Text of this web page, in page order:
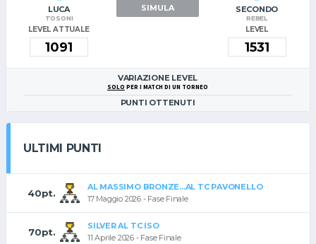
LUCA
TOSONI
LEVEL ATTUALE
SIMULA SECONDO
REBEL
LEVEL
VARIAZIONE LEVEL
SOLO PER I MATCH DI UN TORNEO
PUNTI OTTENUTI
ULTIMI PUNTI
40pt.
AL MASSIMO BRONZE...AL TC PAVONELLO
17 Maggio 2026 - Fase Finale
70pt.
SILVER AL TC ISO
11 Aprile 2026 - Fase Finale